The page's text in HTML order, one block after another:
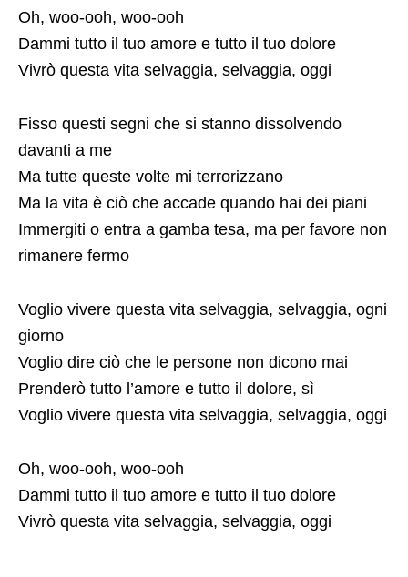
Oh, woo-ooh, woo-ooh
Dammi tutto il tuo amore e tutto il tuo dolore
Vivrò questa vita selvaggia, selvaggia, oggi
Fisso questi segni che si stanno dissolvendo
davanti a me
Ma tutte queste volte mi terrorizzano
Ma la vita è ciò che accade quando hai dei piani
Immergiti o entra a gamba tesa, ma per favore non
rimanere fermo
Voglio vivere questa vita selvaggia, selvaggia, ogni
giorno
Voglio dire ciò che le persone non dicono mai
Prenderò tutto l’amore e tutto il dolore, sì
Voglio vivere questa vita selvaggia, selvaggia, oggi
Oh, woo-ooh, woo-ooh
Dammi tutto il tuo amore e tutto il tuo dolore
Vivrò questa vita selvaggia, selvaggia, oggi